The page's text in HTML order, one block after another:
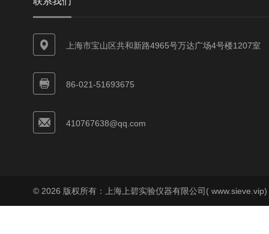
上海市宝山区共和新路4965号万达广场4号楼1207室
86-021-51693675
410767638@qq.com
© 2026 版权所有：上海上碧实验仪器有限公司(